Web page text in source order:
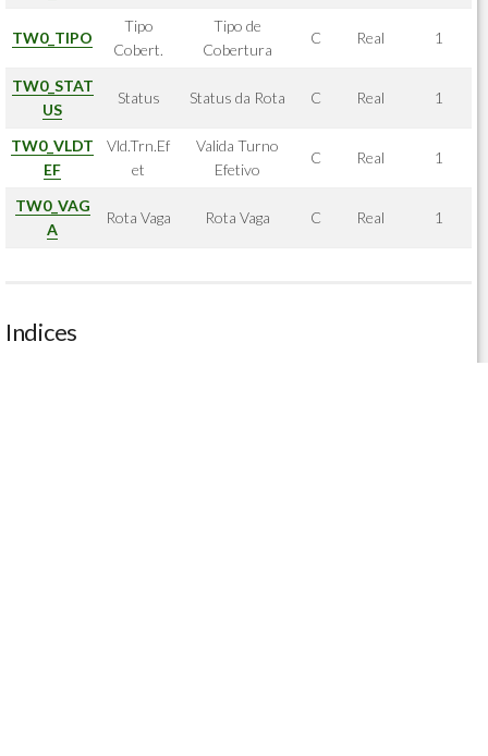
TW0_TIPO
Tipo
Cobert.
Tipo de
Cobertura
C Real 1
TW0_STAT
US
Status Status da Rota C Real 1
TW0_VLDT
EF
Vld.Trn.Ef
et
Valida Turno
Efetivo
C Real 1
TW0_VAG
A
Rota Vaga Rota Vaga C Real 1
Indices